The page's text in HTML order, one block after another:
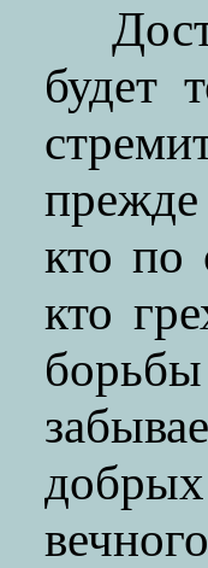
будет
кто по
кто